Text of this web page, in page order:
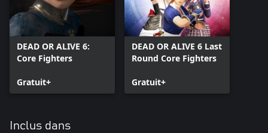
DEAD OR ALIVE 6:
Core Fighters
Gratuit+
DEAD OR ALIVE 6 Last
Round Core Fighters
Gratuit+
Inclus dans